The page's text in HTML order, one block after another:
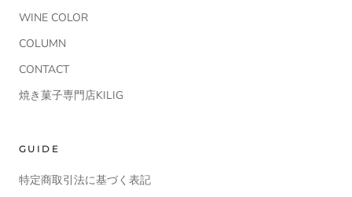
WINE COLOR
COLUMN
CONTACT
焼き菓子専門店KILIG
GUIDE
特定商取引法に基づく表記